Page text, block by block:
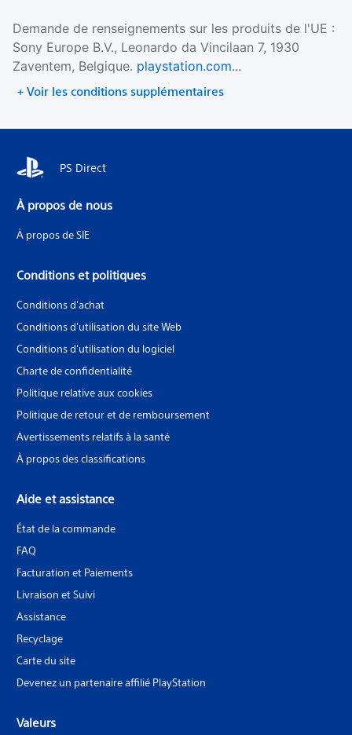
Demande de renseignements sur les produits de l'UE :
Sony Europe B.V., Leonardo da Vincilaan 7, 1930
Zaventem, Belgique. playstation.com...
+ Voir les conditions supplémentaires
PS Direct
À propos de nous
À propos de SIE
Conditions et politiques
Conditions d'achat
Conditions d'utilisation du site Web
Conditions d'utilisation du logiciel
Charte de confidentialité
Politique relative aux cookies
Politique de retour et de remboursement
Avertissements relatifs à la santé
À propos des classifications
Aide et assistance
État de la commande
FAQ
Facturation et Paiements
Livraison et Suivi
Assistance
Recyclage
Carte du site
Devenez un partenaire affilié PlayStation
Valeurs